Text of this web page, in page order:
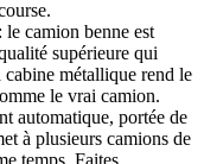
camion benne est
supérieure qui
métallique rend le
le vrai camion.
automatique, portée de
à plusieurs camions de
temps. Faites